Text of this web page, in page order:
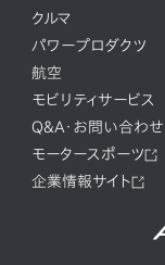
クルマ
パワープロダクツ
航空
モビリティサービス
Q&A・お問い合わせ
モータースポーツ
企業情報サイト